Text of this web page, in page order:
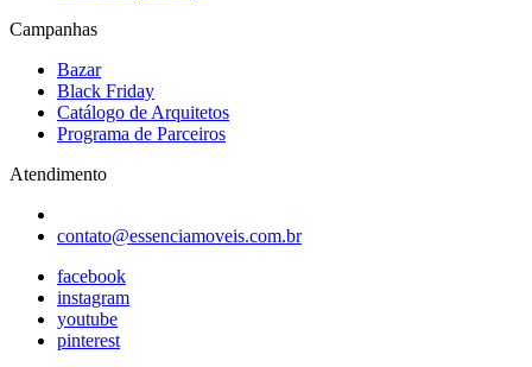
Campanhas
Bazar
Black Friday
Catálogo de Arquitetos
Programa de Parceiros
Atendimento
contato@essenciamoveis.com.br
facebook
instagram
youtube
pinterest